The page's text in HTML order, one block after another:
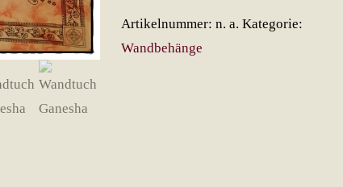
Artikelnummer: n. a. Kategorie:
Wandbehänge